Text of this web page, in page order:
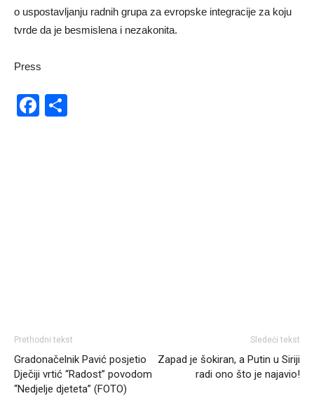
o uspostavljanju radnih grupa za evropske integracije za koju
tvrde da je besmislena i nezakonita.
Press
Facebook
Prethodni tekst
Gradonačelnik Pavić posjetio
Dječiji vrtić “Radost” povodom
“Nedjelje djeteta” (FOTO)
Sledeći tekst
Zapad je šokiran, a Putin u Siriji
radi ono što je najavio!